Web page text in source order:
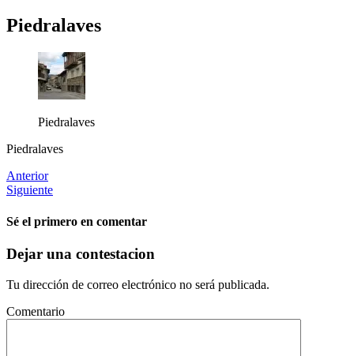
Piedralaves
Piedralaves
Piedralaves
Anterior
Siguiente
Sé el primero en comentar
Dejar una contestacion
Tu dirección de correo electrónico no será publicada.
Comentario